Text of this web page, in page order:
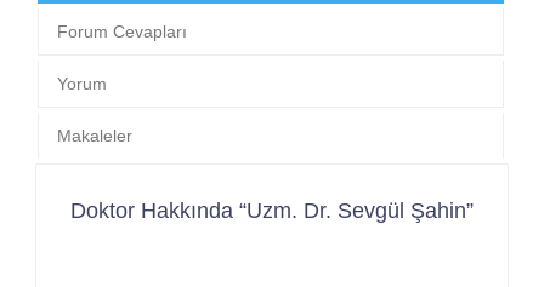
Forum Cevapları
Yorum
Makaleler
Doktor Hakkında “Uzm. Dr. Sevgül Şahin”